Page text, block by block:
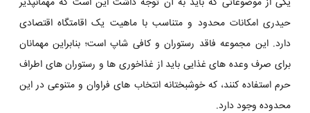
حیدری امکانات محدود و متناسب با ماهیت یک اقامتگاه اقتصادی
دارد. این مجموعه فاقد رستوران و کافی شاپ است؛ بنابراین مهمانان
برای صرف وعده های غذایی باید از غذاخوری ها و رستوران های اطراف
حرم استفاده کنند، که خوشبختانه انتخاب های فراوان و متنوعی در این
محدوده وجود دارد.